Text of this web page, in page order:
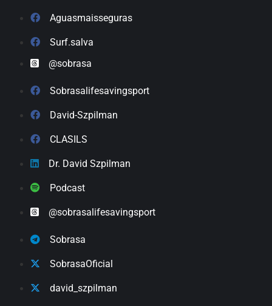
Aguasmaisseguras
Surf.salva
@sobrasa
Sobrasalifesavingsport
David-Szpilman
CLASILS
Dr. David Szpilman
Podcast
@sobrasalifesavingsport
Sobrasa
SobrasaOficial
david_szpilman